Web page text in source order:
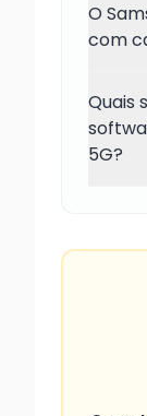
O
com
Quais
5G?